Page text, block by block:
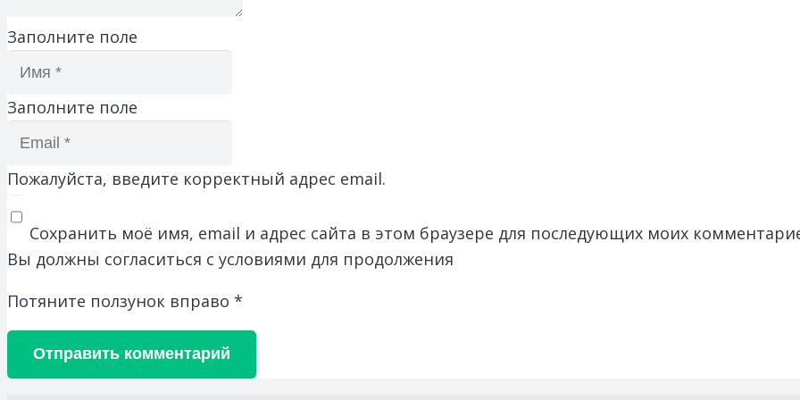
Заполните поле
Заполните поле
Пожалуйста, введите корректный адрес email.
Сохранить моё имя, email и адрес сайта в этом браузере для последующих моих
Вы должны согласиться с условиями для продолжения
Потяните ползунок вправо *
Отправить комментарий